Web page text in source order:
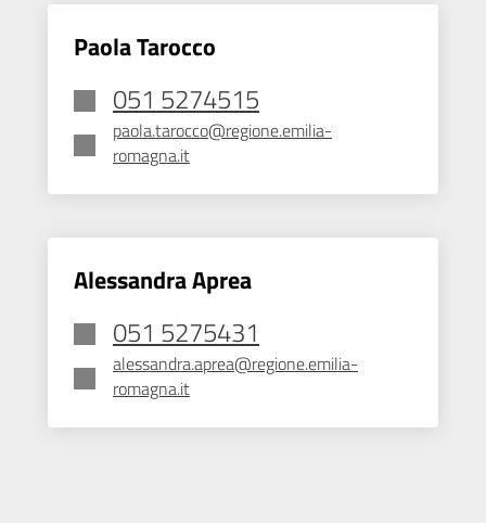
Paola Tarocco
051 5274515
paola.tarocco@regione.emilia-
romagna.it
Alessandra Aprea
051 5275431
alessandra.aprea@regione.emilia-
romagna.it